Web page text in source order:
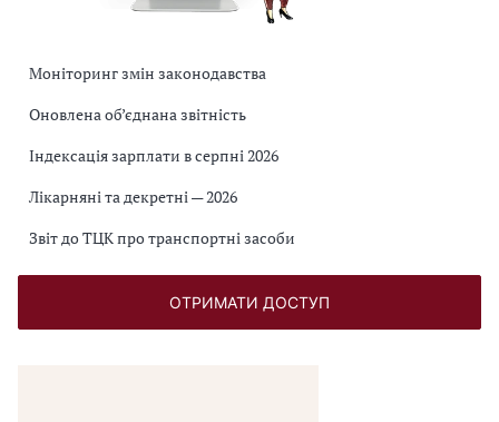
Моніторинг змін законодавства
Оновлена об’єднана звітність
Індексація зарплати в серпні 2026
Лікарняні та декретні — 2026
Звіт до ТЦК про транспортні засоби
ОТРИМАТИ ДОСТУП